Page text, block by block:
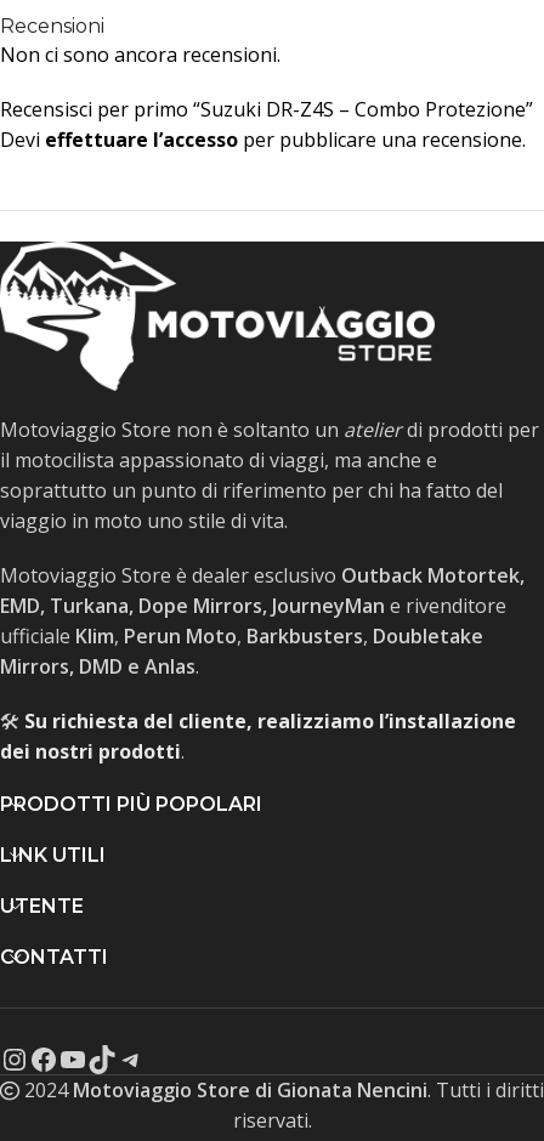
Recensioni
Non ci sono ancora recensioni.
Recensisci per primo “Suzuki DR-Z4S – Combo Protezione”
Devi effettuare l’accesso per pubblicare una recensione.
Motoviaggio Store non è soltanto un atelierdi prodotti per
il motocilista appassionato di viaggi, ma anche e
soprattutto un punto di riferimento per chi ha fatto del
viaggio in moto uno stile di vita.
Motoviaggio Store è dealer esclusivo Outback Motortek,
EMD, Turkana, Dope Mirrors, JourneyMan e rivenditore
ufficiale Klim, Perun Moto, Barkbusters, Doubletake
Mirrors, DMD e Anlas.
🛠️ Su richiesta del cliente, realizziamo l’installazione
dei nostri prodotti.
PRODOTTI PIÙ POPOLARI
LINK UTILI
UTENTE
CONTATTI
2024Motoviaggio Store di Gionata Nencini. Tutti i diritti
riservati.